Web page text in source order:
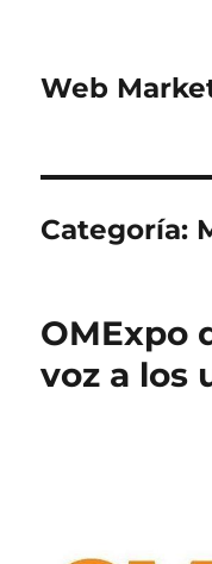
Web
Categoría:
OMExpo
voz a los